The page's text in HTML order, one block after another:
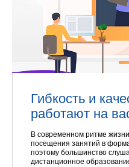
Гибкость и
работают на
В современном ритме
посещения занятий в
поэтому большинство
дистанционное